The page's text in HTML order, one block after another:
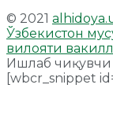
© 2021
Ўзбекистон
вилояти
Ишлаб чиқувчи
[wbcr_snippet